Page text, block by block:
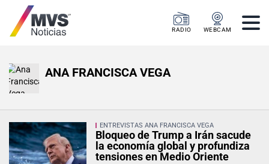
RADIO WEBCAM
ANA FRANCISCA VEGA
ENTREVISTAS ANA FRANCISCA VEGA
Bloqueo de Trump a Irán sacude
la economía global y profundiza
tensiones en Medio Oriente